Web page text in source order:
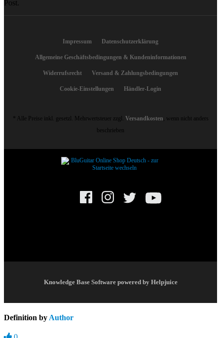
Impressum Datenschutzerklärung
Allgemeine Geschäftsbedingungen & Kundeninformationen
Widerrufsrecht Versand & Zahlungsbedingungen
Cookie-Einstellungen Händler-Login
* Alle Preise inkl. gesetzl. Mehrwertsteuer zzgl. Versandkosten , wenn nicht anders
beschrieben
Knowledge Base Software powered by Helpjuice
Definition by Author